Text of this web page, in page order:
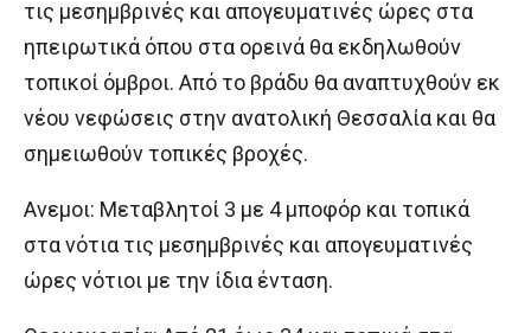
τις μεσημβρινές και απογευματινές ώρες στα
ηπειρωτικά όπου στα ορεινά θα εκδηλωθούν
τοπικοί όμβροι. Από το βράδυ θα αναπτυχθούν εκ
νέου νεφώσεις στην ανατολική Θεσσαλία και θα
σημειωθούν τοπικές βροχές.
Ανεμοι: Μεταβλητοί 3 με 4 μποφόρ και τοπικά
στα νότια τις μεσημβρινές και απογευματινές
ώρες νότιοι με την ίδια ένταση.